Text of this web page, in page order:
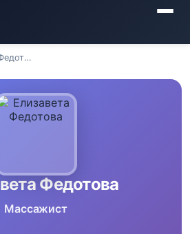
Елизавета Федотова
Федотова
Массажист